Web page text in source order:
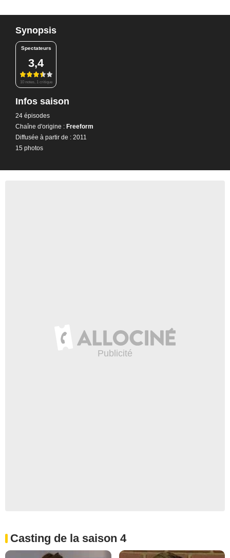
Synopsis
Spectateurs
3,4
10 notes, 1 critique
Infos saison
24 épisodes
Chaîne d'origine : Freeform
Diffusée à partir de : 2011
15 photos
Casting de la saison 4